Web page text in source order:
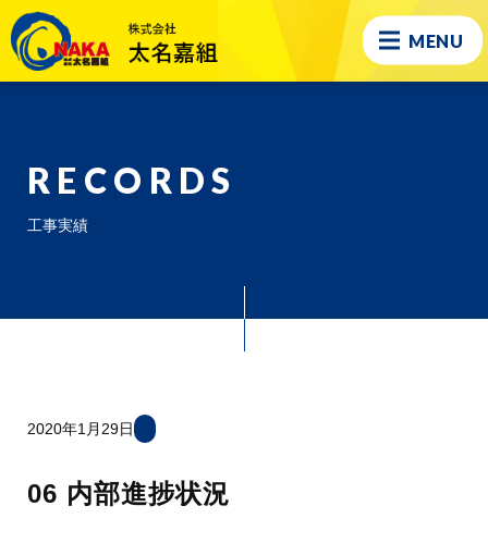
MENU
RECORDS
工事実績
2020年1月29日
06 内部進捗状況